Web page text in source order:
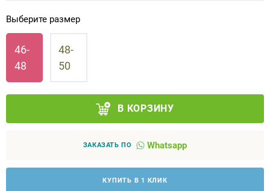
Выберите размер
46-
48
48-
50
В КОРЗИНУ
ЗАКАЗАТЬ ПО Whatsapp
КУПИТЬ В 1 КЛИК
Аппараты на суставы
Санитарные приспособления для
инвалидов